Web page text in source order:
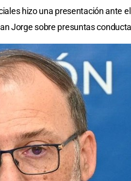
hizo una presentación ante
Jorge sobre presuntas